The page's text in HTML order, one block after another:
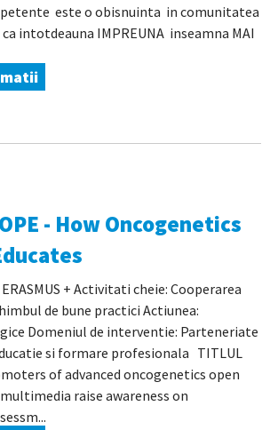
este o obisnuinta in comunitatea
intotdeauna IMPREUNA inseamna MAI
- How Oncogenetics
+ Activitati cheie: Cooperarea
de bune practici Actiunea:
Domeniul de interventie: Parteneriate
si formare profesionala TITLUL
of advanced oncogenetics open
raise awareness on